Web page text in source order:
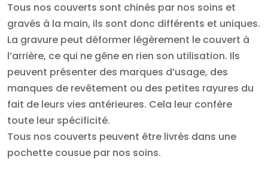
Tous nos couverts sont chinés par nos soins et
gravés à la main, ils sont donc différents et uniques.
La gravure peut déformer légèrement le couvert à
l’arrière, ce qui ne gêne en rien son utilisation. Ils
peuvent présenter des marques d’usage, des
manques de revêtement ou des petites rayures du
fait de leurs vies antérieures. Cela leur confère
toute leur spécificité.
Tous nos couverts peuvent être livrés dans une
pochette cousue par nos soins.